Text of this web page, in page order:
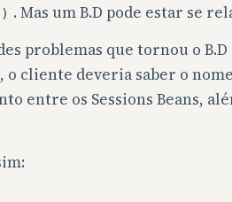
. Mas um B.D pode estar se
problemas que tornou o
o cliente deveria saber o
entre os Sessions Beans,